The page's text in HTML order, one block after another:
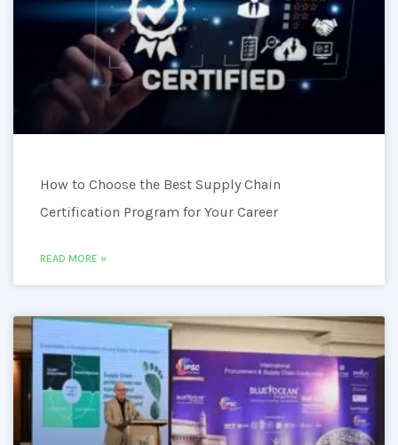
How to Choose the Best Supply Chain
Certification Program for Your Career
READ MORE »